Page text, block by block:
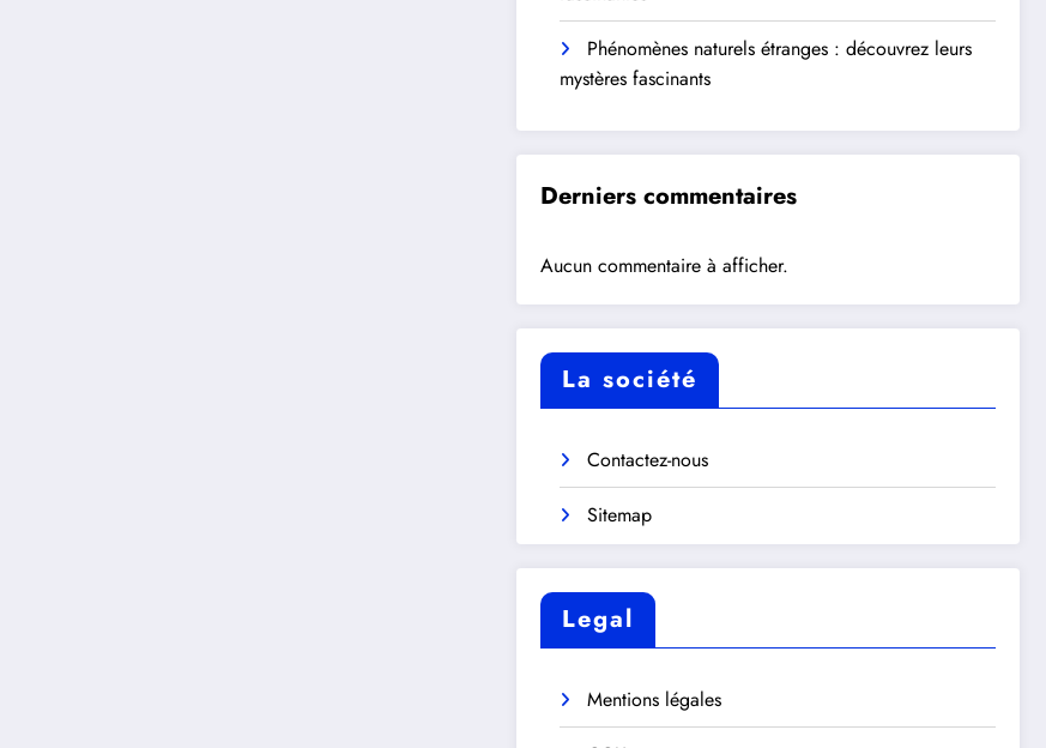
Phénomènes naturels étranges : découvrez leurs
mystères fascinants
Derniers commentaires
Aucun commentaire à afficher.
La société
Contactez-nous
Sitemap
Legal
Mentions légales